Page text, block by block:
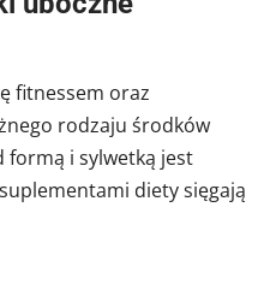
fitnessem oraz
rodzaju środków
formą i sylwetką jest
diety sięgają